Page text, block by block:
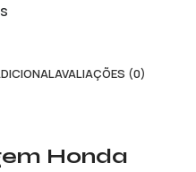
AVALIAÇÕES (0)
Honda